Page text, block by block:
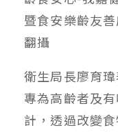
暨食安樂齡友
翻攝
衛生局長廖育
專為高齡者及
計，透過改變